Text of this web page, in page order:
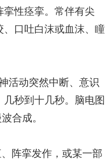
挛性痉挛。常伴有尖
、口吐白沫或血沫、瞳
活动突然中断、意识
秒到十几秒。脑电图
合成。
阵挛发作，或某一部